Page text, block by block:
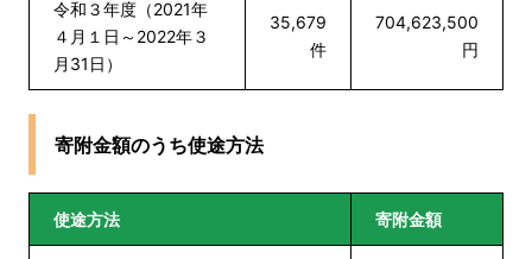
令和３年度（2021年
４月１日～2022年３
月31日）
35,679
件
704,623,500
円
寄附金額のうち使途方法
使途方法 寄附金額